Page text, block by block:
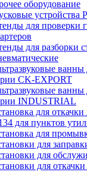
оборудование
устройства
для проверки
для разборки
CK-EXPORT
INDUSTRIAL
для
для пунктов
для
для
для
для